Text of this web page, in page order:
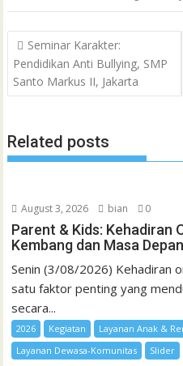
b
o
o
k
t
e
r
s
A
p
p
l
l
a
t
Post
navigation
Seminar Karakter:
Pendidikan Anti Bullying, SMP
Santo Markus II, Jakarta
Related posts
August 3, 2026 bian 0
Parent & Kids: Kehadiran
Kembang dan Masa
Senin (3/08/2026) Kehadiran
satu faktor penting yang
secara...
2026 Kegiatan
Layanan Anak &
Layanan Dewasa-Komunitas
Slider